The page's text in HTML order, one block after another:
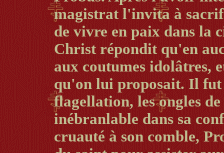
magistrat l'invita à
de vivre en paix dans la
Christ répondit qu'en
aux coutumes idolâtres,
qu'on lui proposait. Il
flagellation, les ongles
inébranlable dans sa
cruauté à son comble,